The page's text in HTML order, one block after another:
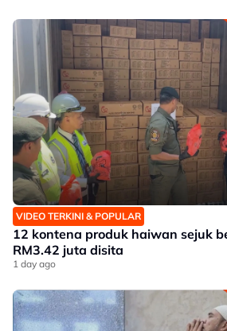
VIDEO TERKINI & POPULAR
12 kontena produk haiwan sejuk
RM3.42 juta disita
1 day ago